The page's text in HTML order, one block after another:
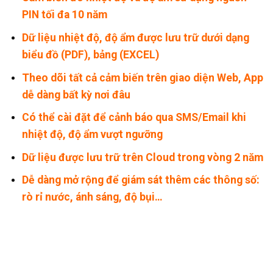
PIN tối đa 10 năm
Dữ liệu nhiệt độ, độ ẩm được lưu trữ dưới dạng
biểu đồ (PDF), bảng (EXCEL)
Theo dõi tất cả cảm biến trên giao diện Web, App
dễ dàng bất kỳ nơi đâu
Có thể cài đặt để cảnh báo qua SMS/Email khi
nhiệt độ, độ ẩm vượt ngưỡng
Dữ liệu được lưu trữ trên Cloud trong vòng 2 năm
Dễ dàng mở rộng để giám sát thêm các thông số:
rò rỉ nước, ánh sáng, độ bụi…